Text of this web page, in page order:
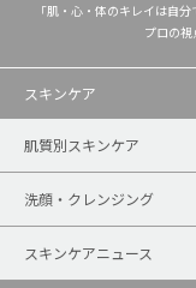
「肌・心・体のキレイは自
プロの視
スキンケア
肌質別スキンケア
洗顔・クレンジング
スキンケアニュース